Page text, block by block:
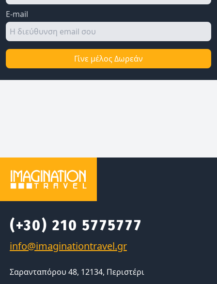
E-mail
Γίνε μέλος Δωρεάν
(+30) 210 5775777
Σαρανταπόρου 48, 12134, Περιστέρι